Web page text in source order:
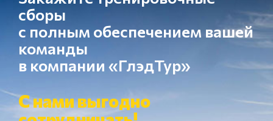
сборы
с полным обеспечением вашей
команды
в компании «ГлэдТур»
С нами выгодно